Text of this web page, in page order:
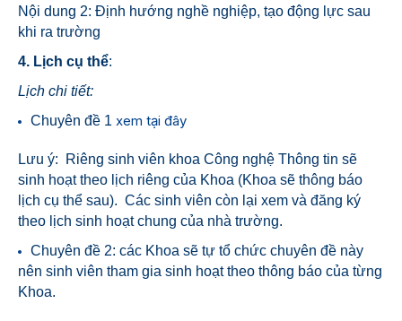
Nội dung 2: Định hướng nghề nghiệp, tạo động lực sau
khi ra trường
4. Lịch cụ thể:
Lịch chi tiết:
Chuyên đề 1 xem tại đây
Lưu ý: Riêng sinh viên khoa Công nghệ Thông tin sẽ
sinh hoạt theo lịch riêng của Khoa (Khoa sẽ thông báo
lịch cụ thể sau). Các sinh viên còn lại xem và đăng ký
theo lịch sinh hoạt chung của nhà trường.
Chuyên đề 2: các Khoa sẽ tự tổ chức chuyên đề này
nên sinh viên tham gia sinh hoạt theo thông báo của từng
Khoa.